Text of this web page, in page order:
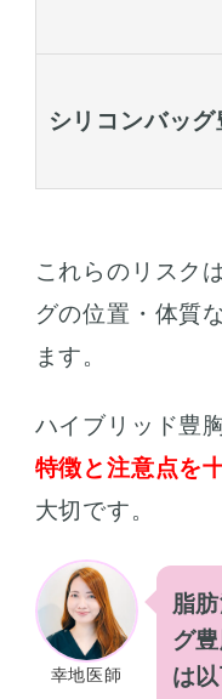
シリコンバッグ
これらのリスク
グの位置・体質
ます。
ハイブリッド豊
特徴と注意点を
大切です。
幸地医師
脂
グ
は